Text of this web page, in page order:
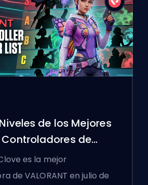
de los Mejores
de
es la mejor
de VALORANT en julio de